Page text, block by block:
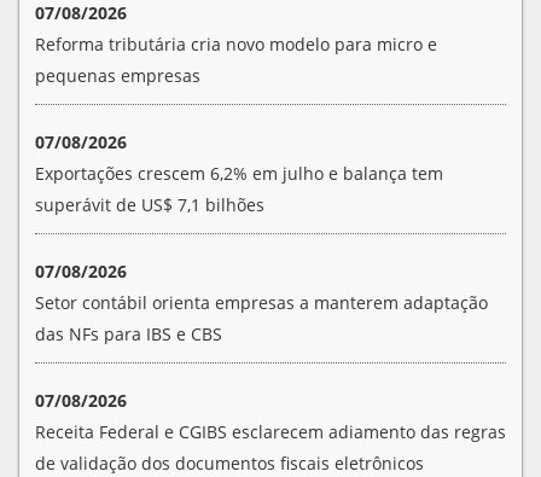
07/08/2026
Reforma tributária cria novo modelo para micro e
pequenas empresas
07/08/2026
Exportações crescem 6,2% em julho e balança tem
superávit de US$ 7,1 bilhões
07/08/2026
Setor contábil orienta empresas a manterem adaptação
das NFs para IBS e CBS
07/08/2026
Receita Federal e CGIBS esclarecem adiamento das regras
de validação dos documentos fiscais eletrônicos